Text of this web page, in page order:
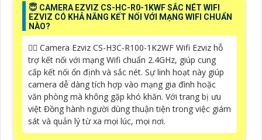
😇 CAMERA EZVIZ CS-HC-R0-1KWF SẮC NÉT WIFI
EZVIZ CÓ KHẢ NĂNG KẾT NỐI VỚI MẠNG WIFI CHUẨN
NÀO?
🙆‍♀️ Camera Ezviz CS-H3C-R100-1K2WF Wifi Ezviz hỗ
trợ kết nối với mạng Wifi chuẩn 2.4GHz, giúp cung
cấp kết nối ổn định và sắc nét. Sự linh hoạt này giúp
camera dễ dàng tích hợp vào mạng gia đình hoặc
văn phòng mà không gặp khó khăn. Với trang bị ưu
việt Đồng hành người dùng thuận tiện trong việc giám
sát và quản lý từ xa mọi lúc, mọi nơi.